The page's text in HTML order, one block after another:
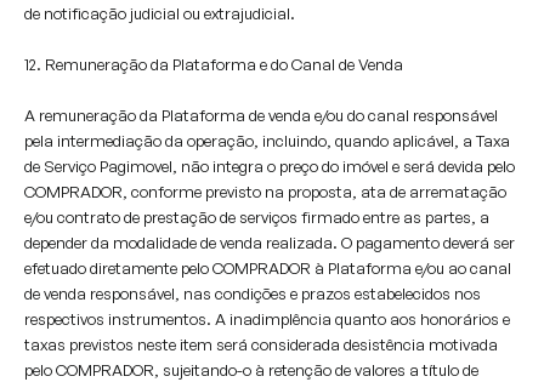
de notificação judicial ou extrajudicial.
12. Remuneração da Plataforma e do Canal de Venda
A remuneração da Plataforma de venda e/ou do canal responsável
pela intermediação da operação, incluindo, quando aplicável, a Taxa
de Serviço Pagimovel, não integra o preço do imóvel e será devida pelo
COMPRADOR, conforme previsto na proposta, ata de arrematação
e/ou contrato de prestação de serviços firmado entre as partes, a
depender da modalidade de venda realizada. O pagamento deverá ser
efetuado diretamente pelo COMPRADOR à Plataforma e/ou ao canal
de venda responsável, nas condições e prazos estabelecidos nos
respectivos instrumentos. A inadimplência quanto aos honorários e
taxas previstos neste item será considerada desistência motivada
pelo COMPRADOR, sujeitando-o à retenção de valores a título de